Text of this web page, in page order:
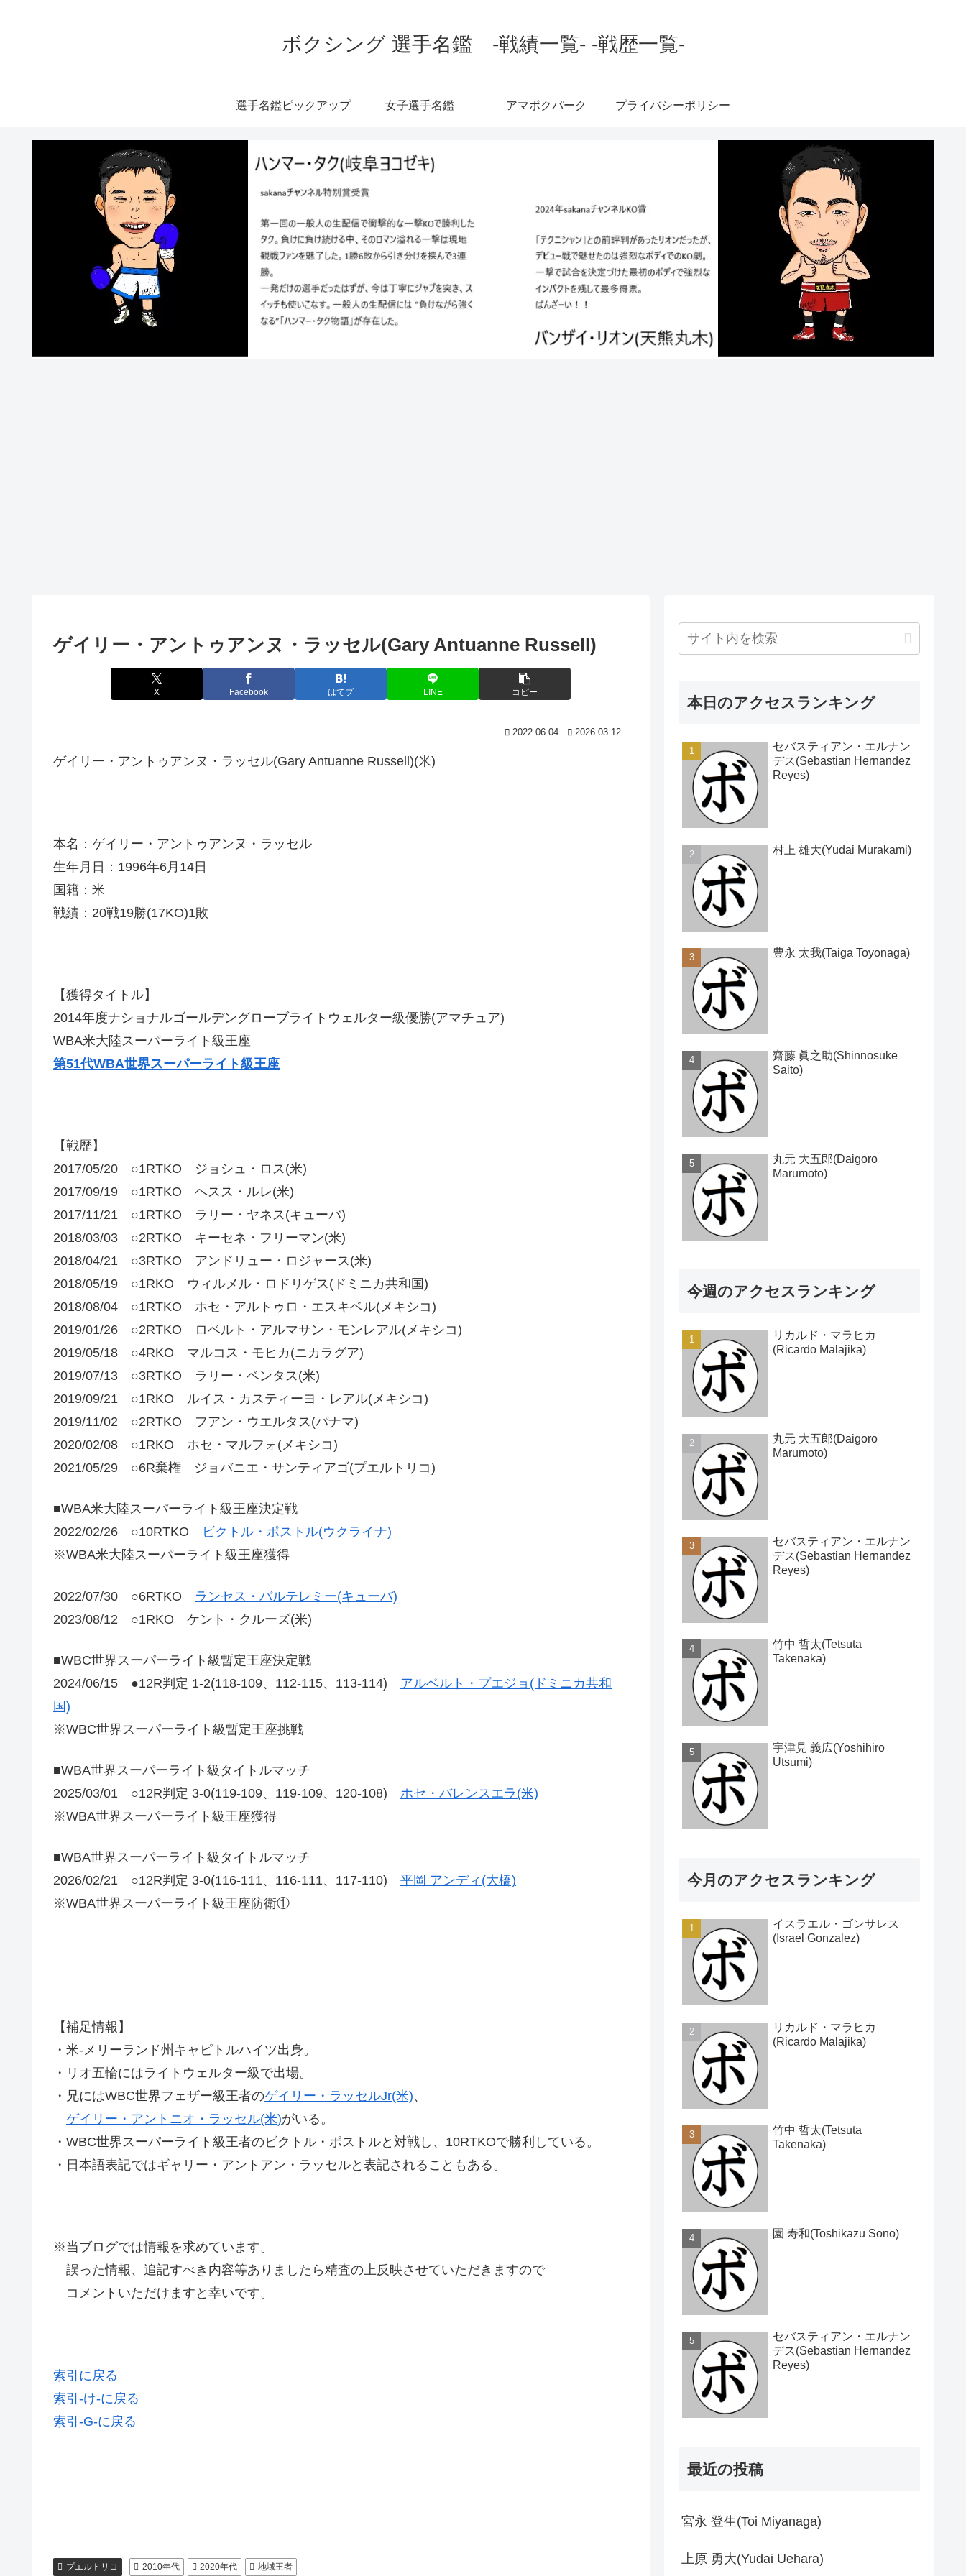
ボクシング 選手名鑑 -戦績一覧- -戦歴一覧-
選手名鑑ピックアップ 女子選手名鑑 アマボクパーク プライバシーポリシー
ゲイリー・アントゥアンヌ・ラッセル(Gary Antuanne Russell)
X Facebook はてブ LINE コピー
2022.06.04 2026.03.12
ゲイリー・アントゥアンヌ・ラッセル(Gary Antuanne Russell)(米)
本名：ゲイリー・アントゥアンヌ・ラッセル
生年月日：1996年6月14日
国籍：米
戦績：20戦19勝(17KO)1敗
【獲得タイトル】
2014年度ナショナルゴールデングローブライトウェルター級優勝(アマチュア)
WBA米大陸スーパーライト級王座
第51代WBA世界スーパーライト級王座
【戦歴】
2017/05/20 ○1RTKO ジョシュ・ロス(米)
2017/09/19 ○1RTKO ヘスス・ルレ(米)
2017/11/21 ○1RTKO ラリー・ヤネス(キューバ)
2018/03/03 ○2RTKO キーセネ・フリーマン(米)
2018/04/21 ○3RTKO アンドリュー・ロジャース(米)
2018/05/19 ○1RKO ウィルメル・ロドリゲス(ドミニカ共和国)
2018/08/04 ○1RTKO ホセ・アルトゥロ・エスキベル(メキシコ)
2019/01/26 ○2RTKO ロベルト・アルマサン・モンレアル(メキシコ)
2019/05/18 ○4RKO マルコス・モヒカ(ニカラグア)
2019/07/13 ○3RTKO ラリー・ベンタス(米)
2019/09/21 ○1RKO ルイス・カスティーヨ・レアル(メキシコ)
2019/11/02 ○2RTKO フアン・ウエルタス(パナマ)
2020/02/08 ○1RKO ホセ・マルフォ(メキシコ)
2021/05/29 ○6R棄権 ジョバニエ・サンティアゴ(プエルトリコ)
■WBA米大陸スーパーライト級王座決定戦
2022/02/26 ○10RTKO
ビクトル・ポストル(ウクライナ)
※WBA米大陸スーパーライト級王座獲得
2022/07/30 ○6RTKO ランセス・バルテレミー(キューバ)
2023/08/12 ○1RKO ケント・クルーズ(米)
■WBC世界スーパーライト級暫定王座決定戦
2024/06/15 ●12R判定 1-2(118-109、112-115、113-114) アルベルト・プエジョ(ドミニカ共和
国)
※WBC世界スーパーライト級暫定王座挑戦
■WBA世界スーパーライト級タイトルマッチ
2025/03/01 ○12R判定 3-0(119-109、119-109、120-108) ホセ・バレンスエラ(米)
※WBA世界スーパーライト級王座獲得
■WBA世界スーパーライト級タイトルマッチ
2026/02/21 ○12R判定 3-0(116-111、116-111、117-110) 平岡 アンディ(大橋)
※WBA世界スーパーライト級王座防衛①
【補足情報】
・米-メリーランド州キャピトルハイツ出身。
・リオ五輪にはライトウェルター級で出場。
・兄にはWBC世界フェザー級王者のゲイリー・ラッセルJr(米)、
ゲイリー・アントニオ・ラッセル(米)がいる。
・WBC世界スーパーライト級王者のビクトル・ポストルと対戦し、10RTKOで勝利している。
・日本語表記ではギャリー・アントアン・ラッセルと表記されることもある。
※当ブログでは情報を求めています。
誤った情報、追記すべき内容等ありましたら精査の上反映させていただきますので
コメントいただけますと幸いです。
索引に戻る
索引-け-に戻る
索引-G-に戻る
プエルトリコ 2010年代 2020年代 地域王者
本日のアクセスランキング
セバスティアン・エルナン
デス(Sebastian Hernandez
Reyes)
村上 雄大(Yudai Murakami)
豊永 太我(Taiga Toyonaga)
齋藤 眞之助(Shinnosuke
Saito)
丸元 大五郎(Daigoro
Marumoto)
今週のアクセスランキング
リカルド・マラヒカ
(Ricardo Malajika)
丸元 大五郎(Daigoro
Marumoto)
セバスティアン・エルナン
デス(Sebastian Hernandez
Reyes)
竹中 哲太(Tetsuta
Takenaka)
宇津見 義広(Yoshihiro
Utsumi)
今月のアクセスランキング
イスラエル・ゴンサレス
(Israel Gonzalez)
リカルド・マラヒカ
(Ricardo Malajika)
竹中 哲太(Tetsuta
Takenaka)
園 寿和(Toshikazu Sono)
セバスティアン・エルナン
デス(Sebastian Hernandez
Reyes)
最近の投稿
宮永 登生(Toi Miyanaga)
上原 勇大(Yudai Uehara)